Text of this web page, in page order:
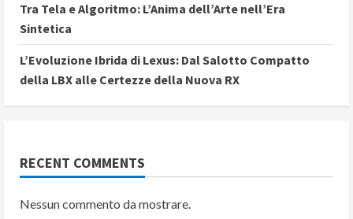
Tra Tela e Algoritmo: L’Anima dell’Arte nell’Era
Sintetica
L’Evoluzione Ibrida di Lexus: Dal Salotto Compatto
della LBX alle Certezze della Nuova RX
RECENT COMMENTS
Nessun commento da mostrare.